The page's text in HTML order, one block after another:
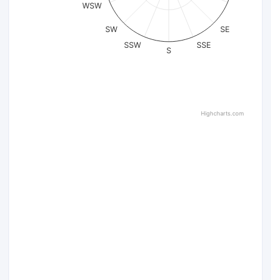
SE
SSE
S
SSW
SW
WSW
Highcharts.com